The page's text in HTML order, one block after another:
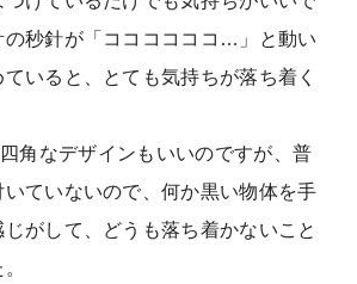
の秒針が「ココココココ…」と動い
いると、とても気持ちが落ち着く
角なデザインもいいのですが、普
ていないので、何か黒い物体を手
がして、どうも落ち着かないこと